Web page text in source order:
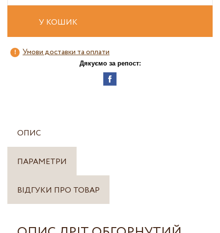
У КОШИК
Умови доставки та оплати
Дякуємо за репост:
ОПИС
ПАРАМЕТРИ
ВІДГУКИ ПРО ТОВАР